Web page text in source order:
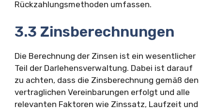
Rückzahlungsmethoden umfassen.
3.3 Zinsberechnungen
Die Berechnung der Zinsen ist ein wesentlicher
Teil der Darlehensverwaltung. Dabei ist darauf
zu achten, dass die Zinsberechnung gemäß den
vertraglichen Vereinbarungen erfolgt und alle
relevanten Faktoren wie Zinssatz, Laufzeit und